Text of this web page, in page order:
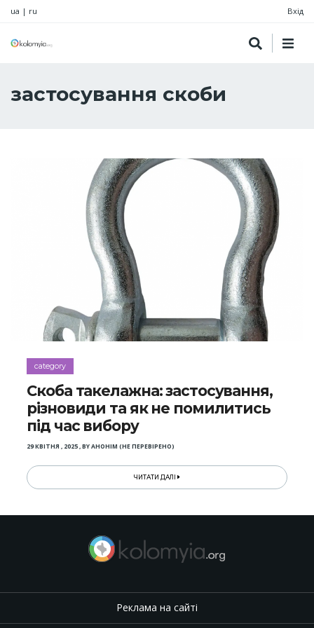
ua | ru Вхід
застосування скоби
category
Скоба такелажна: застосування,
різновиди та як не помилитись
під час вибору
29 КВІТНЯ , 2025,BYАНОНІМ (НЕ ПЕРЕВІРЕНО)
ЧИТАТИ ДАЛІ
Реклама на сайті